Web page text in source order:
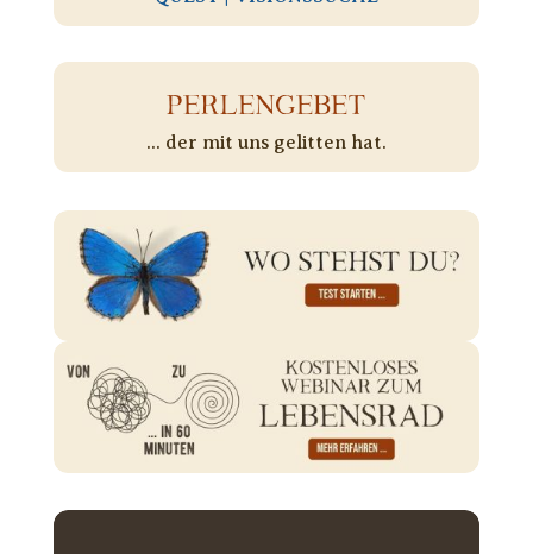
PERLENGEBET
... der mit uns gelitten hat.